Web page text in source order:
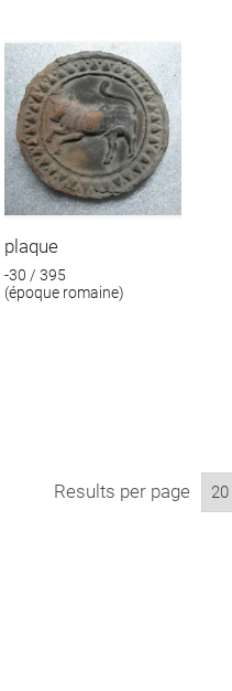
plaque
-30 / 395
(époque romaine)
Results per page